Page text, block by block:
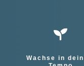
Wachse in